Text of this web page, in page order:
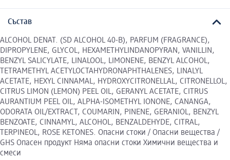
Състав
ALCOHOL DENAT. (SD ALCOHOL 40-B), PARFUM (FRAGRANCE),
DIPROPYLENE, GLYCOL, HEXAMETHYLINDANOPYRAN, VANILLIN,
BENZYL SALICYLATE, LINALOOL, LIMONENE, BENZYL ALCOHOL,
TETRAMETHYL ACETYLOCTAHYDRONAPHTHALENES, LINALYL
ACETATE, HEXYL CINNAMAL, HYDROXYCITRONELLAL, CITRONELLOL,
CITRUS LIMON (LEMON) PEEL OIL, GERANYL ACETATE, CITRUS
AURANTIUM PEEL OIL, ALPHA-ISOMETHYL IONONE, CANANGA,
ODORATA OIL/EXTRACT, COUMARIN, PINENE, GERANIOL, BENZYL
BENZOATE, CINNAMYL, ALCOHOL, BENZALDEHYDE, CITRAL,
TERPINEOL, ROSE KETONES. Опасни стоки / Опасни вещества /
GHS Опасен продукт Няма опасни стоки Химични вещества и
смеси